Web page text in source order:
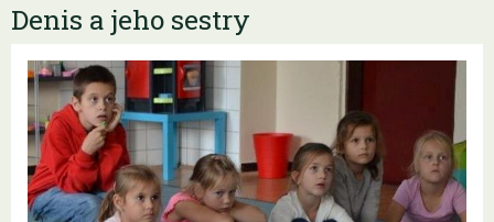
Denis a jeho sestry